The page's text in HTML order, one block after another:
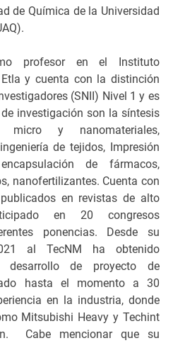
de Química de la Universidad
profesor en el Instituto
y cuenta con la distinción
(SNII) Nivel 1 y es
de investigación son la síntesis
y nanomateriales,
de tejidos, Impresión
de fármacos,
nanofertilizantes. Cuenta con
en revistas de alto
en 20 congresos
ponencias. Desde su
al TecNM ha obtenido
desarrollo de proyecto de
hasta el momento a 30
en la industria, donde
Mitsubishi Heavy y Techint
Cabe mencionar que su